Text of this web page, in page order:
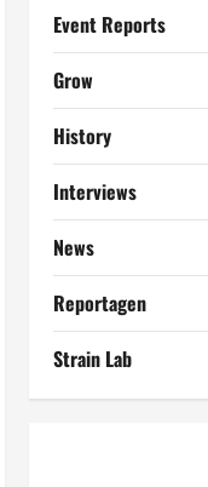
Event Reports
Grow
History
Interviews
News
Reportagen
Strain Lab